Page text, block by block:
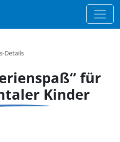
Details
für
Kinder